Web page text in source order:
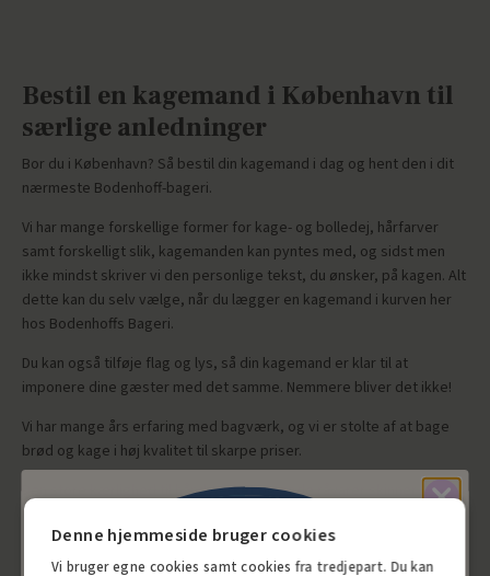
Bestil en kagemand i København til
særlige anledninger
Bor du i København? Så bestil din kagemand i dag og hent den i dit
nærmeste Bodenhoff-bageri.
Vi har mange forskellige former for kage- og bolledej, hårfarver
samt forskelligt slik, kagemanden kan pyntes med, og sidst men
ikke mindst skriver vi den personlige tekst, du ønsker, på kagen. Alt
dette kan du selv vælge, når du lægger en kagemand i kurven her
hos Bodenhoffs Bageri.
Du kan også tilføje flag og lys, så din kagemand er klar til at
imponere dine gæster med det samme. Nemmere bliver det ikke!
Vi har mange års erfaring med bagværk, og vi er stolte af at bage
brød og kage i høj kvalitet til skarpe priser.
Den store kærlighed til håndværket og gode råvarer skinner
igennem i vores bagværk, og du får altid kagemænd med velsmag i
højsædet. Der er kræset for detaljerne, både hvad angår smag og
udseende, når du bestiller en kagemand hos Bodenhoff i
Denne hjemmeside bruger cookies
Vi bruger egne cookies samt cookies fra tredjepart. Du kan